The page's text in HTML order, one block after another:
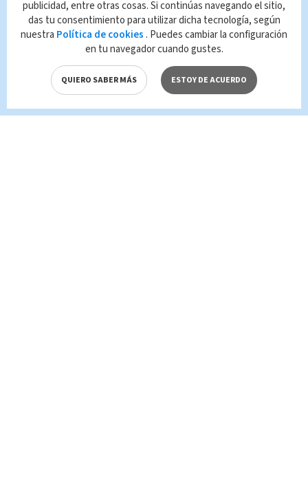
parcial del contenido de esta página, mismo
que es propiedad de TELEDIARIO; su
reproducción no autorizada constituye una
infracción y un delito de conformidad con las
leyes aplicables.
publicidad, entre otras cosas. Si continúas navegando el sitio,
das tu consentimiento para utilizar dicha tecnología, según
nuestra Política de cookies . Puedes cambiar la configuración
en tu navegador cuando gustes.
QUIERO SABER MÁS ESTOY DE ACUERDO